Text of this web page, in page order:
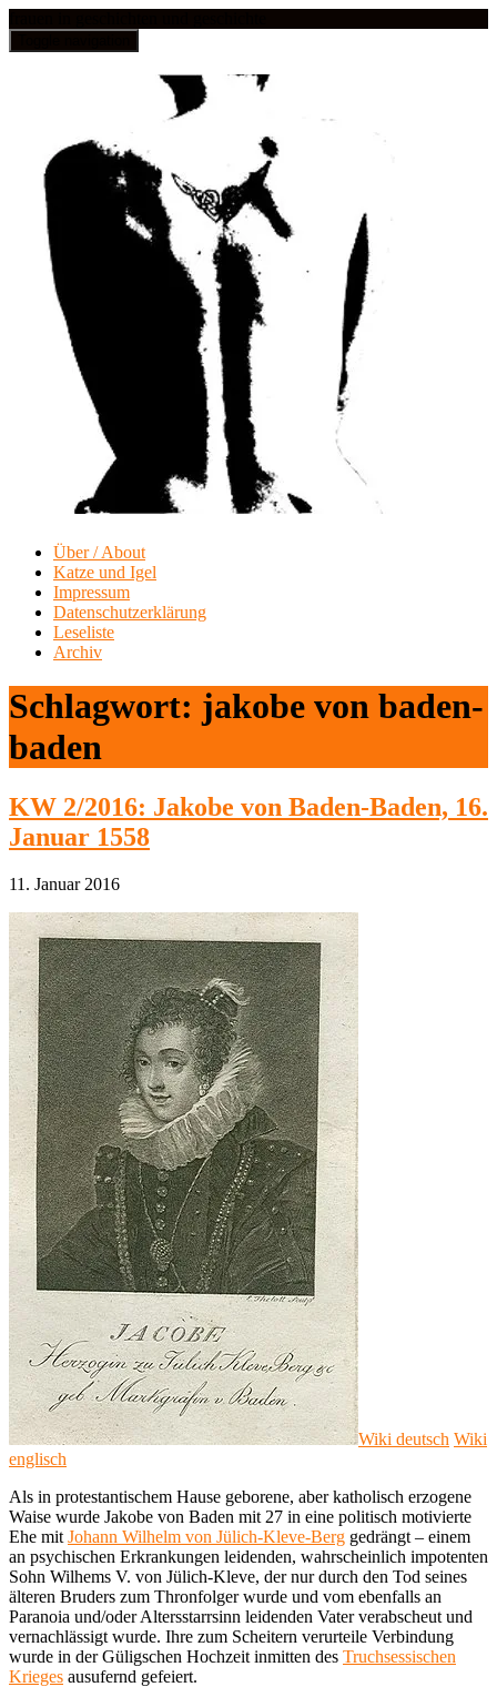
Über / About
Katze und Igel
Impressum
Datenschutzerklärung
Leseliste
Archiv
Schlagwort: jakobe von baden-
baden
KW 2/2016: Jakobe von Baden-Baden, 16.
Januar 1558
11. Januar 2016
Wiki deutsch Wiki
englisch
Als in protestantischem Hause geborene, aber katholisch erzogene
Waise wurde Jakobe von Baden mit 27 in eine politisch motivierte
Ehe mit Johann Wilhelm von Jülich-Kleve-Berg gedrängt – einem
an psychischen Erkrankungen leidenden, wahrscheinlich impotenten
Sohn Wilhems V. von Jülich-Kleve, der nur durch den Tod seines
älteren Bruders zum Thronfolger wurde und vom ebenfalls an
Paranoia und/oder Altersstarrsinn leidenden Vater verabscheut und
vernachlässigt wurde. Ihre zum Scheitern verurteile Verbindung
wurde in der Güligschen Hochzeit inmitten des Truchsessischen
Krieges ausufernd gefeiert.